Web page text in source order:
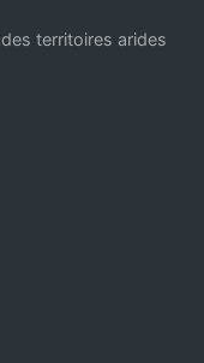
territoires arides